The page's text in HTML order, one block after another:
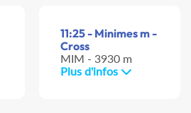
11:25 - Minimes m -
Cross
MIM - 3930 m
Plus d'infos